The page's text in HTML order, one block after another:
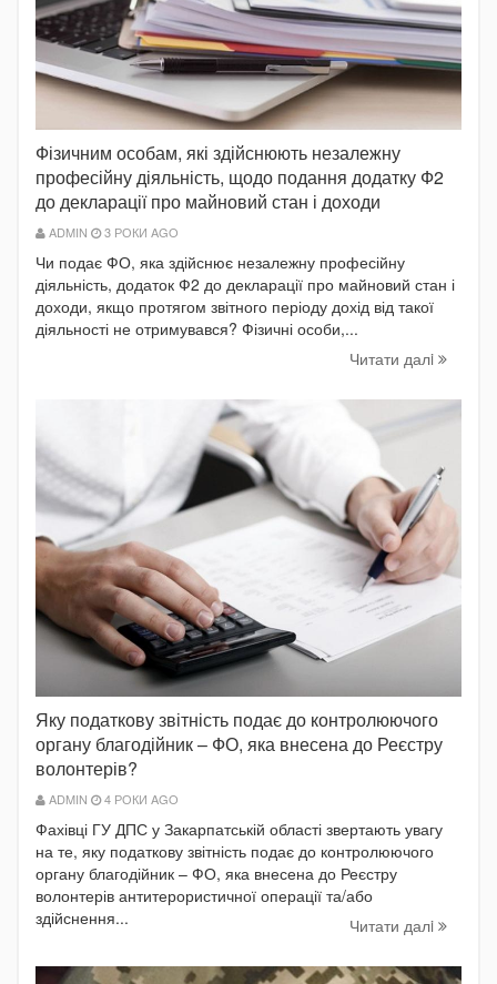
Фізичним особам, які здійснюють незалежну
професійну діяльність, щодо подання додатку Ф2
до декларації про майновий стан і доходи
ADMIN 3 РОКИ AGO
Чи подає ФО, яка здійснює незалежну професійну
діяльність, додаток Ф2 до декларації про майновий стан і
доходи, якщо протягом звітного періоду дохід від такої
діяльності не отримувався? Фізичні особи,...
Читати далi
Яку податкову звітність подає до контролюючого
органу благодійник – ФО, яка внесена до Реєстру
волонтерів?
ADMIN 4 РОКИ AGO
Фахівці ГУ ДПС у Закарпатській області звертають увагу
на те, яку податкову звітність подає до контролюючого
органу благодійник – ФО, яка внесена до Реєстру
волонтерів антитерористичної операції та/або
здійснення...
Читати далi